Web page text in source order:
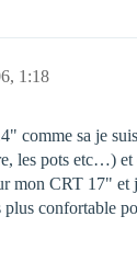
1:18
comme sa je
les pots etc…) et
mon CRT 17" et
confortable